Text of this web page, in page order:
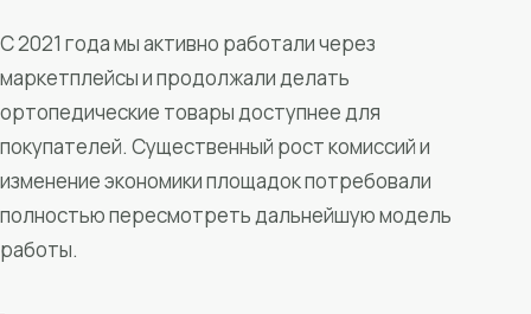
С 2021 года мы активно работали через
маркетплейсы и продолжали делать
ортопедические товары доступнее для
покупателей. Существенный рост комиссий и
изменение экономики площадок потребовали
полностью пересмотреть дальнейшую модель
работы.